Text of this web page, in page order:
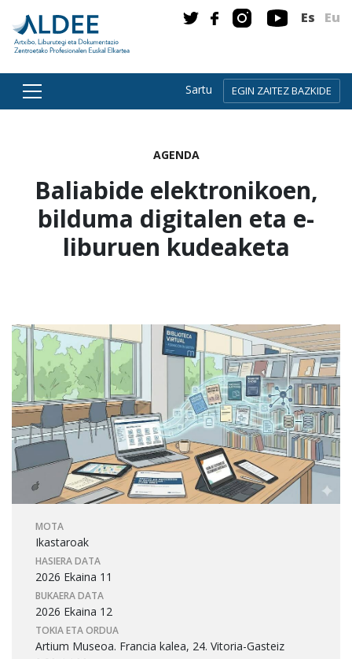
Es Eu
Sartu EGIN ZAITEZ BAZKIDE
AGENDA
Baliabide elektronikoen,
bilduma digitalen eta e-
liburuen kudeaketa
MOTA
Ikastaroak
HASIERA DATA
2026 Ekaina 11
BUKAERA DATA
2026 Ekaina 12
TOKIA ETA ORDUA
Artium Museoa. Francia kalea, 24. Vitoria-Gasteiz